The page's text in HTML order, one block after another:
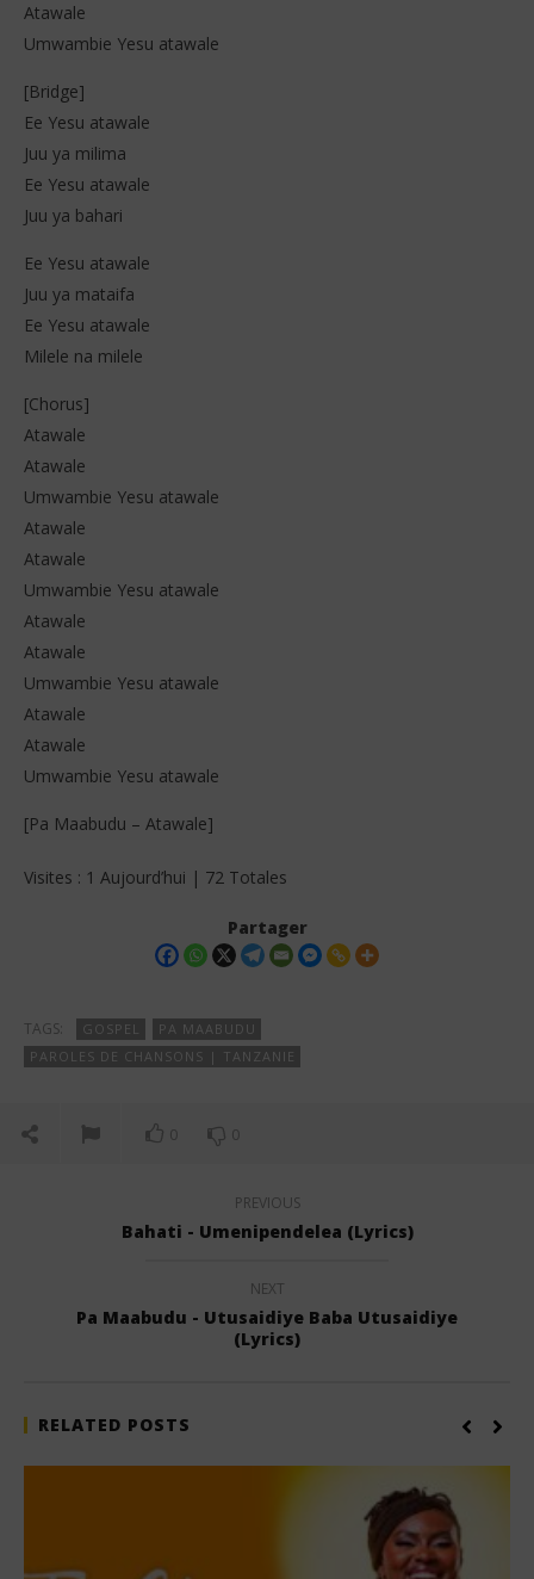
Atawale
Umwambie Yesu atawale
[Bridge]
Ee Yesu atawale
Juu ya milima
Ee Yesu atawale
Juu ya bahari
Ee Yesu atawale
Juu ya mataifa
Ee Yesu atawale
Milele na milele
[Chorus]
Atawale
Atawale
Umwambie Yesu atawale
Atawale
Atawale
Umwambie Yesu atawale
Atawale
Atawale
Umwambie Yesu atawale
Atawale
Atawale
Umwambie Yesu atawale
[Pa Maabudu – Atawale]
Visites : 1 Aujourd’hui | 72 Totales
Partager
TAGS: GOSPEL
PA MAABUDU
PAROLES DE CHANSONS | TANZANIE
0 0
PREVIOUS
Bahati - Umenipendelea (Lyrics)
NEXT
Pa Maabudu - Utusaidiye Baba Utusaidiye
(Lyrics)
RELATED POSTS